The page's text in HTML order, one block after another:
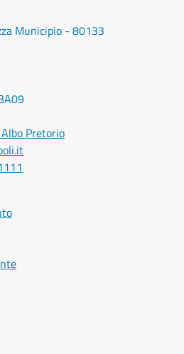
Municipio - 80133
Pretorio